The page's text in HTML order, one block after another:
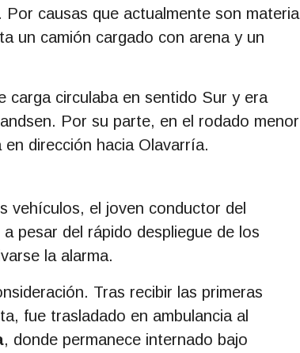
causas que actualmente son materia
un camión cargado con arena y un
carga circulaba en sentido Sur y era
Por su parte, en el rodado menor
en dirección hacia Olavarría.
vehículos, el joven conductor del
a pesar del rápido despliegue de los
la alarma.
Tras recibir las primeras
fue trasladado en ambulancia al
, donde permanece internado bajo